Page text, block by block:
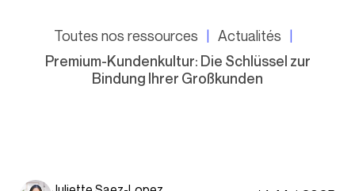
Toutes nos ressources
Actualités
Premium-Kundenkultur: Die Schlüssel zur
Bindung Ihrer Großkunden